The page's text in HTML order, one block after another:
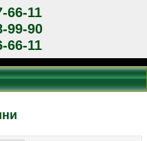
66-11
99-90
66-11